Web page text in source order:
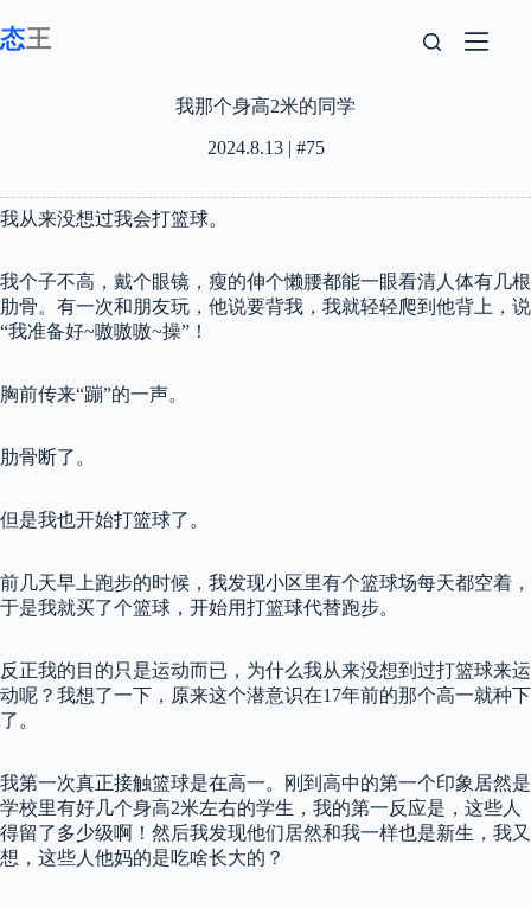
至
我那个身高2米的同学
2024.8.13 | #75
我从来没想过我会打篮球。
我个子不高，戴个眼镜，瘦的伸个懒腰都能一眼看清人体有几根
肋骨。有一次和朋友玩，他说要背我，我就轻轻爬到他背上，说
“我准备好~嗷嗷嗷~操”！
胸前传来“蹦”的一声。
肋骨断了。
但是我也开始打篮球了。
前几天早上跑步的时候，我发现小区里有个篮球场每天都空着，
于是我就买了个篮球，开始用打篮球代替跑步。
反正我的目的只是运动而已，为什么我从来没想到过打篮球来运
动呢？我想了一下，原来这个潜意识在17年前的那个高一就种下
了。
我第一次真正接触篮球是在高一。刚到高中的第一个印象居然是
学校里有好几个身高2米左右的学生，我的第一反应是，这些人
得留了多少级啊！然后我发现他们居然和我一样也是新生，我又
想，这些人他妈的是吃啥长大的？